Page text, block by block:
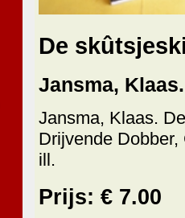
De
Jansma, Klaas.
Jansma, Klaas.
Drijvende Dobber,
ill.
Prijs: € 7.00